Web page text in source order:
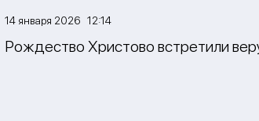
14 января 2026 12:14
Рождество Христово встретили